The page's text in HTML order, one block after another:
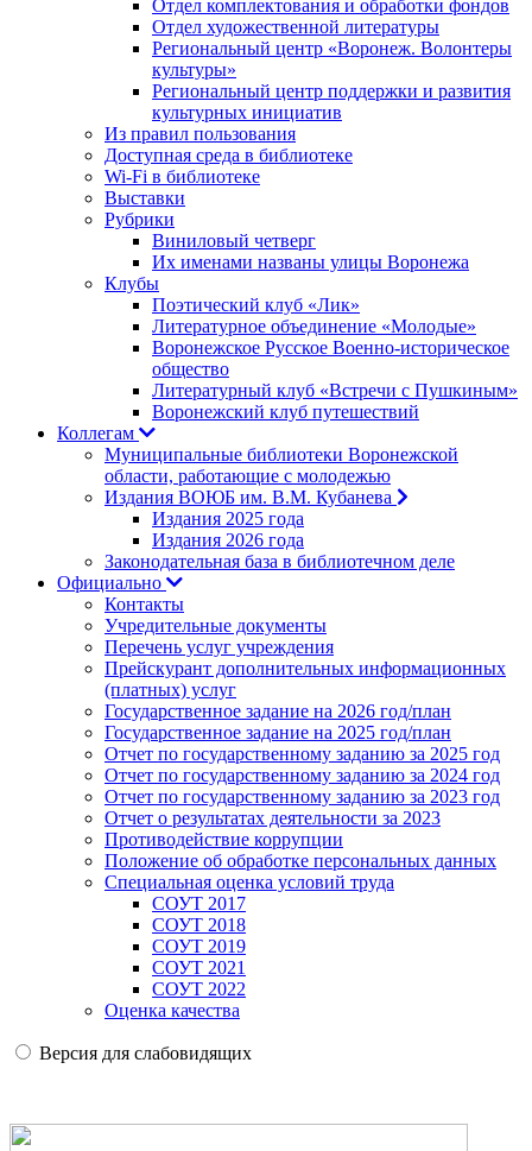
Отдел комплектования и обработки фондов
Отдел художественной литературы
Региональный центр «Воронеж. Волонтеры
культуры»
Региональный центр поддержки и развития
культурных инициатив
Из правил пользования
Доступная среда в библиотеке
Wi-Fi в библиотеке
Выставки
Рубрики
Виниловый четверг
Их именами названы улицы Воронежа
Клубы
Поэтический клуб «Лик»
Литературное объединение «Молодые»
Воронежское Русское Военно-историческое
общество
Литературный клуб «Встречи с Пушкиным»
Воронежский клуб путешествий
Коллегам
Муниципальные библиотеки Воронежской
области, работающие с молодежью
Издания ВОЮБ им. В.М. Кубанева
Издания 2025 года
Издания 2026 года
Законодательная база в библиотечном деле
Официально
Контакты
Учредительные документы
Перечень услуг учреждения
Прейскурант дополнительных информационных
(платных) услуг
Государственное задание на 2026 год/план
Государственное задание на 2025 год/план
Отчет по государственному заданию за 2025 год
Отчет по государственному заданию за 2024 год
Отчет по государственному заданию за 2023 год
Отчет о результатах деятельности за 2023
Противодействие коррупции
Положение об обработке персональных данных
Специальная оценка условий труда
СОУТ 2017
СОУТ 2018
СОУТ 2019
СОУТ 2021
СОУТ 2022
Оценка качества
Версия для слабовидящих